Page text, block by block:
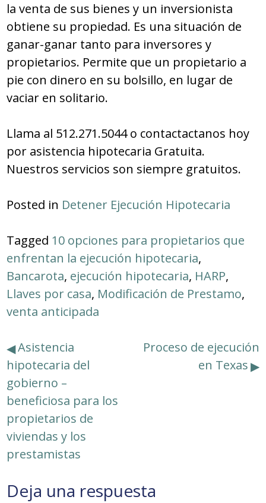
la venta de sus bienes y un inversionista
obtiene su propiedad. Es una situación de
ganar-ganar tanto para inversores y
propietarios. Permite que un propietario a
pie con dinero en su bolsillo, en lugar de
vaciar en solitario.
Llama al 512.271.5044 o contactactanos hoy
por asistencia hipotecaria Gratuita.
Nuestros servicios son siempre gratuitos.
Posted in Detener Ejecución Hipotecaria
Tagged 10 opciones para propietarios que
enfrentan la ejecución hipotecaria,
Bancarota, ejecución hipotecaria, HARP,
Llaves por casa, Modificación de Prestamo,
venta anticipada
Navegación
de
entradas
Asistencia
hipotecaria del
gobierno –
beneficiosa para los
propietarios de
viviendas y los
prestamistas
Proceso de ejecución
en Texas
Deja una respuesta